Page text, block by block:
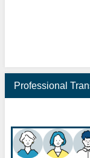
Professional